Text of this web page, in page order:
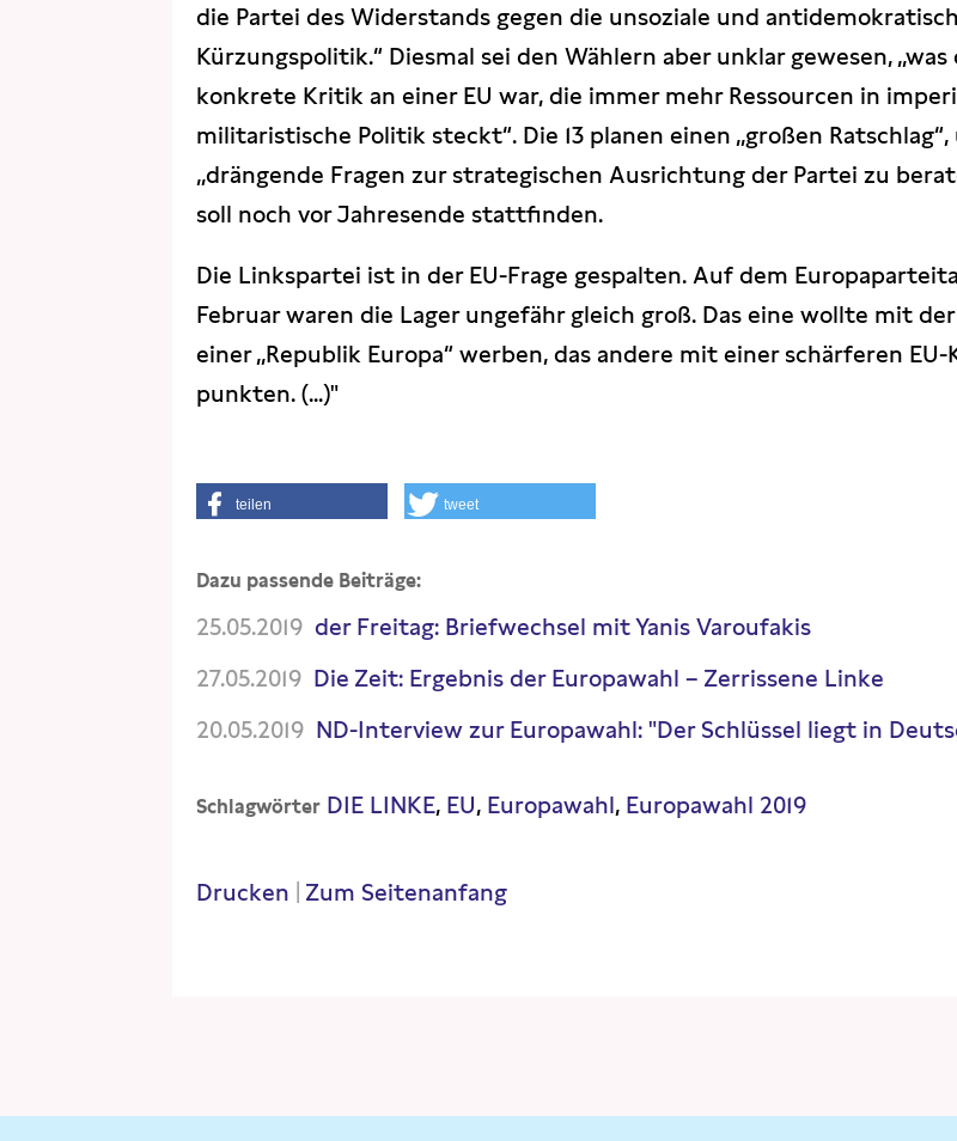
die Partei des Widerstands gegen die unsoziale und
Kürzungspolitik.“ Diesmal sei den Wählern aber unklar gewesen, „was
konkrete Kritik an einer EU war, die immer mehr Ressourcen in
militaristische Politik steckt“. Die 13 planen einen „großen Ratschlag“,
„drängende Fragen zur strategischen Ausrichtung der Partei zu
soll noch vor Jahresende stattfinden.
Die Linkspartei ist in der EU-Frage gespalten. Auf dem
Februar waren die Lager ungefähr gleich groß. Das eine wollte mit
einer „Republik Europa“ werben, das andere mit einer schärferen
punkten. (...)"
teilen tweet
Dazu passende Beiträge:
25.05.2019 der Freitag: Briefwechsel mit Yanis Varoufakis
27.05.2019 Die Zeit: Ergebnis der Europawahl – Zerrissene Linke
20.05.2019 ND-Interview zur Europawahl: "Der Schlüssel liegt in
Schlagwörter DIE LINKE EU Europawahl Europawahl 2019
Drucken Zum Seitenanfang